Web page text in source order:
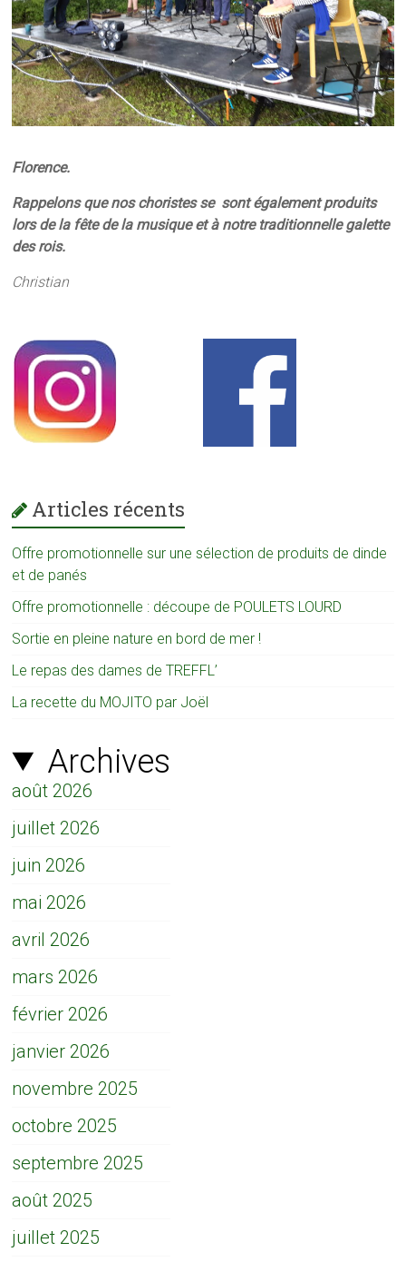
Florence.
Rappelons que nos choristes se sont également produits
lors de la fête de la musique et à notre traditionnelle galette
des rois.
Christian
Articles récents
Offre promotionnelle sur une sélection de produits de dinde
et de panés
Offre promotionnelle : découpe de POULETS LOURD
Sortie en pleine nature en bord de mer !
Le repas des dames de TREFFL’
La recette du MOJITO par Joël
Archives
août 2026
juillet 2026
juin 2026
mai 2026
avril 2026
mars 2026
février 2026
janvier 2026
novembre 2025
octobre 2025
septembre 2025
août 2025
juillet 2025